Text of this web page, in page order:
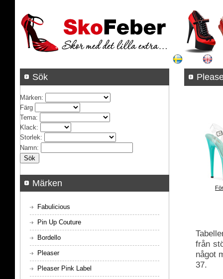
från
något
37.
Sök
Märken:
Färg
Tema:
Klack:
Storlek:
Namn:
Märken
Fabulicious
Pin Up Couture
Bordello
Pleaser
Pleaser Pink Label